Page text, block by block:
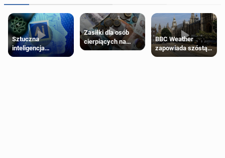
Sztuczna
inteligencja
próbowała oszukać
Zasiłki dla osób
cierpiących na
schorzenia
BBC Weather
zapowiada szóstą
falę upałów w